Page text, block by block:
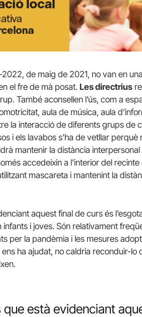
de maig de 2021, no van en
el fre de mà posat. Les directrius
També aconsellen l’ús, com a
aula de música, aula
la interacció de diferents grups de
i els lavabos s’ha de vetllar perquè
mantenir la distància interpersonal
accedeixin a l’interior del
mascareta i mantenint la
aquest final de curs és
i joves. Són relativament
per la pandèmia i les mesures
ha ajudat, no caldria reconduir-lo
que està evidenciant